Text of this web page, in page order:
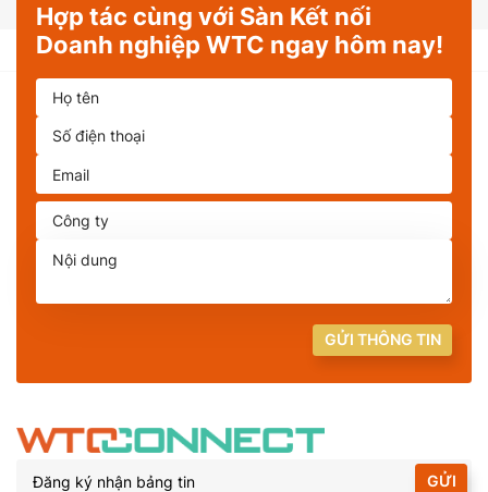
Hợp tác cùng với Sàn Kết nối
Doanh nghiệp WTC ngay hôm nay!
GỬI THÔNG TIN
GỬI